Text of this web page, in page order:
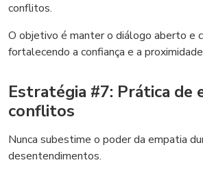
conflitos.
O objetivo é manter o diálogo aberto e
fortalecendo a confiança e a
Estratégia #7: Prática de
conflitos
Nunca subestime o poder da empatia
desentendimentos.